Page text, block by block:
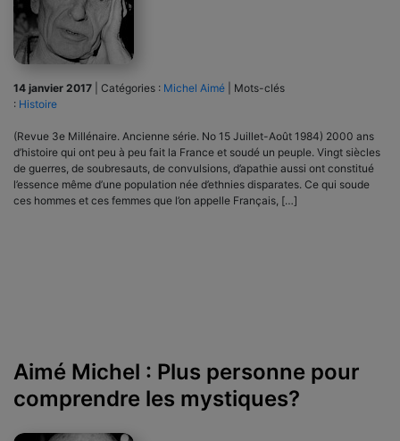
14 janvier 2017 Catégories : Michel Aimé
Mots-clés
: Histoire
(Revue 3e Millénaire. Ancienne série. No 15 Juillet-Août 1984) 2000 ans
d’histoire qui ont peu à peu fait la France et soudé un peuple. Vingt siècles
de guerres, de soubresauts, de convulsions, d’apathie aussi ont constitué
l’essence même d’une population née d’ethnies disparates. Ce qui soude
ces hommes et ces femmes que l’on appelle Français, […]
Aimé Michel : Plus personne pour
comprendre les mystiques?